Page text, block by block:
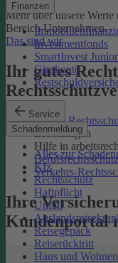
Finanzen
Investmentfonds
SmartInvest Junior
Girokonto
Service
Schadenmeldung
Alles zur
Kfz
Rechtsschutz
Haftpflicht
Unfall
Reisegepäck
Reiserücktritt
Haus und Wohnen
Mehr über unsere Werte
Bereich Unternehmen.
Das sind wir
Ihr gutes
Private
Lebenslagen
Hilfe in
Berufsrechtsschutz
Verkehrs-
Ihre
Kundenportal